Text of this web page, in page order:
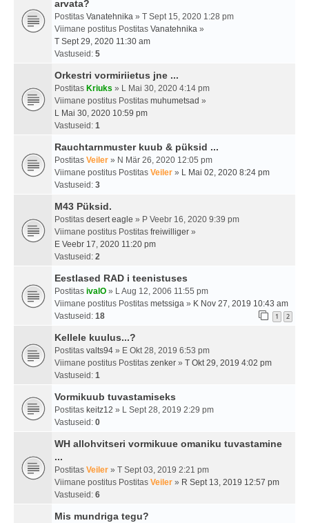
arvata?
Postitas Vanatehnika » T Sept 15, 2020 1:28 pm
Viimane postitus Postitas Vanatehnika »
T Sept 29, 2020 11:30 am
Vastuseid: 5
Orkestri vormiriietus jne ...
Postitas Kriuks » L Mai 30, 2020 4:14 pm
Viimane postitus Postitas muhumetsad »
L Mai 30, 2020 10:59 pm
Vastuseid: 1
Rauchtarnmuster kuub & püksid ...
Postitas Veiler » N Mär 26, 2020 12:05 pm
Viimane postitus Postitas Veiler » L Mai 02, 2020 8:24 pm
Vastuseid: 3
M43 Püksid.
Postitas desert eagle » P Veebr 16, 2020 9:39 pm
Viimane postitus Postitas freiwilliger »
E Veebr 17, 2020 11:20 pm
Vastuseid: 2
Eestlased RAD i teenistuses
Postitas ivalO » L Aug 12, 2006 11:55 pm
Viimane postitus Postitas metssiga » K Nov 27, 2019 10:43 am
Vastuseid: 18 1 2
Kellele kuulus...?
Postitas valts94 » E Okt 28, 2019 6:53 pm
Viimane postitus Postitas zenker » T Okt 29, 2019 4:02 pm
Vastuseid: 1
Vormikuub tuvastamiseks
Postitas keitz12 » L Sept 28, 2019 2:29 pm
Vastuseid: 0
WH allohvitseri vormikuue omaniku tuvastamine
...
Postitas Veiler » T Sept 03, 2019 2:21 pm
Viimane postitus Postitas Veiler » R Sept 13, 2019 12:57 pm
Vastuseid: 6
Mis mundriga tegu?